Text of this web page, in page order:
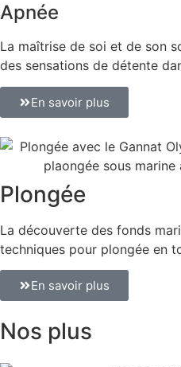
Apnée
La maîtrise de soi et de son
des sensations de détente
En savoir plus
Plongée
La découverte des fonds
techniques pour plongée en
En savoir plus
Nos plus